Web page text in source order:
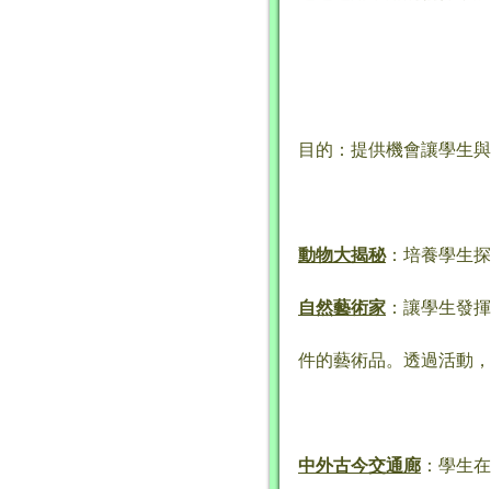
目的：提供機會讓學生
動物大揭秘：培養學生
自然藝術家 ：讓學生發
件的藝術品。透過活動
中外古今交通廊 ：學生